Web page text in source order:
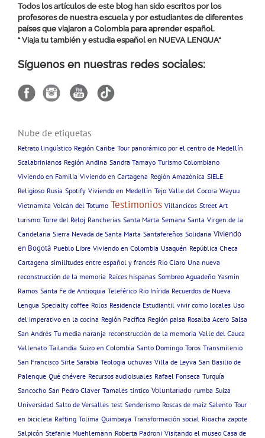
Todos los artículos de este blog han sido escritos por los
profesores de nuestra escuela y por estudiantes de diferentes
países que viajaron a Colombia para aprender español.
“ Viaja tu también y estudia español en NUEVA LENGUA“
Síguenos en nuestras redes sociales:
Nube de etiquetas
Retrato lingüístico Región Caribe Tour panorámico por el centro de Medellín
Scalabrinianos Región Andina Sandra Tamayo Turismo Colombiano
Viviendo en Familia Viviendo en Cartagena Región Amazónica SIELE
Religioso Rusia Spotify Viviendo en Medellín Tejo Valle del Cocora Wayuu
Vietnamita Volcán del Totumo Testimonios Villancicos Street Art
turismo Torre del Reloj Rancherias Santa Marta Semana Santa Virgen de la
Candelaria Sierra Nevada de Santa Marta Santafereños Solidaria Viviendo
en Bogotá Pueblo Libre Viviendo en Colombia Usaquén República Checa
Cartagena similitudes entre español y francés Rio Claro Una nueva
reconstrucción de la memoria Raíces hispanas Sombreo Aguadeño Yasmin
Ramos Santa Fe de Antioquia Teleférico Rio Inírida Recuerdos de Nueva
Lengua Specialty coffee Rolos Residencia Estudiantil vivir como locales Uso
del imperativo en la cocina Región Pacífica Región paisa Rosalba Acero Salsa
San Andrés Tu media naranja reconstrucción de la memoria Valle del Cauca
Vallenato Tailandia Suizo en Colombia Santo Domingo Toros Transmilenio
San Francisco Sirle Sarabia Teologia uchuvas Villa de Leyva San Basilio de
Palenque Qué chévere Recursos audioisuales Rafael Fonseca Turquía
Sancocho San Pedro Claver Tamales tintico Voluntariado rumba Suiza
Universidad Salto de Versalles test Senderismo Roscas de maíz Salento Tour
en bicicleta Rafting Tolima Quimbaya Transformación social Rioacha zapote
Salpicón Stefanie Muehlemann Roberta Padroni Visitando el museo Casa de